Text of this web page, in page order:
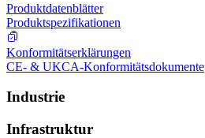
Produktdatenblätter
Produktspezifikationen
Konformitätserklärungen
CE- & UKCA-Konformitätsdokumente
Industrie
Infrastruktur